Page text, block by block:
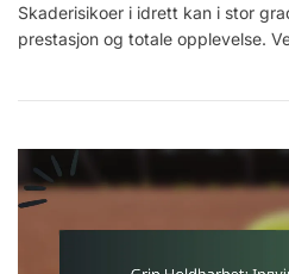
Skaderisikoer i idrett kan i stor
prestasjon og totale opplevelse.